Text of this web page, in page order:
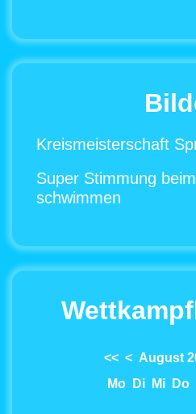
Kreismeisterschaft
Super Stimmung
schwimmen
<< < August
Mo
Di Mi Do